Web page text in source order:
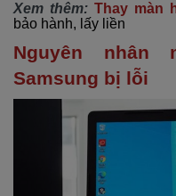
Xem thêm: Thay màn
bảo hành, lấy liền
Nguyên nhân
Samsung bị lỗi